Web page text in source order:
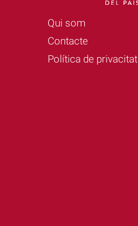
Qui som
Contacte
Política de privacitat